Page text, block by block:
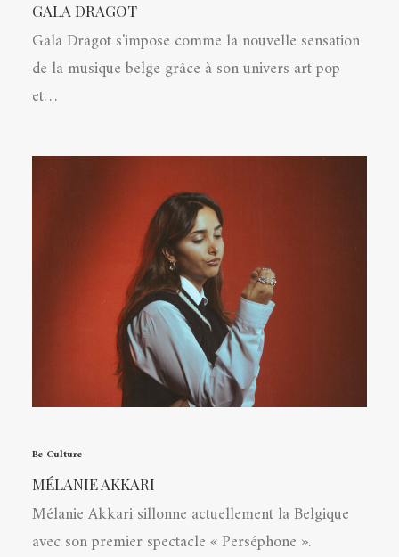
GALA DRAGOT
Gala Dragot s'impose comme la nouvelle sensation
de la musique belge grâce à son univers art pop
et…
Be Culture
MÉLANIE AKKARI
Mélanie Akkari sillonne actuellement la Belgique
avec son premier spectacle « Perséphone ».